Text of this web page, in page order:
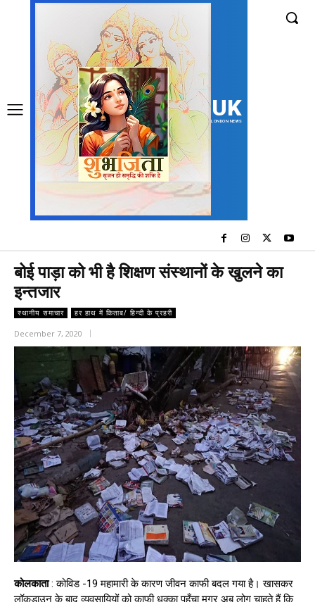
UK
LONDON NEWS
बोई पाड़ा को भी है शिक्षण संस्थानों के खुलने का
इन्तजार
स्थानीय समाचार हर हाथ में किताब/ हिन्दी के प्रहरी
December 7, 2020
कोलकाता: कोविड -19 महामारी के कारण जीवन काफी बदल गया है। खासकर
लॉकडाउन के बाद व्यवसायियों को काफी धक्का पहुँचा मगर अब लोग चाहते हैं कि